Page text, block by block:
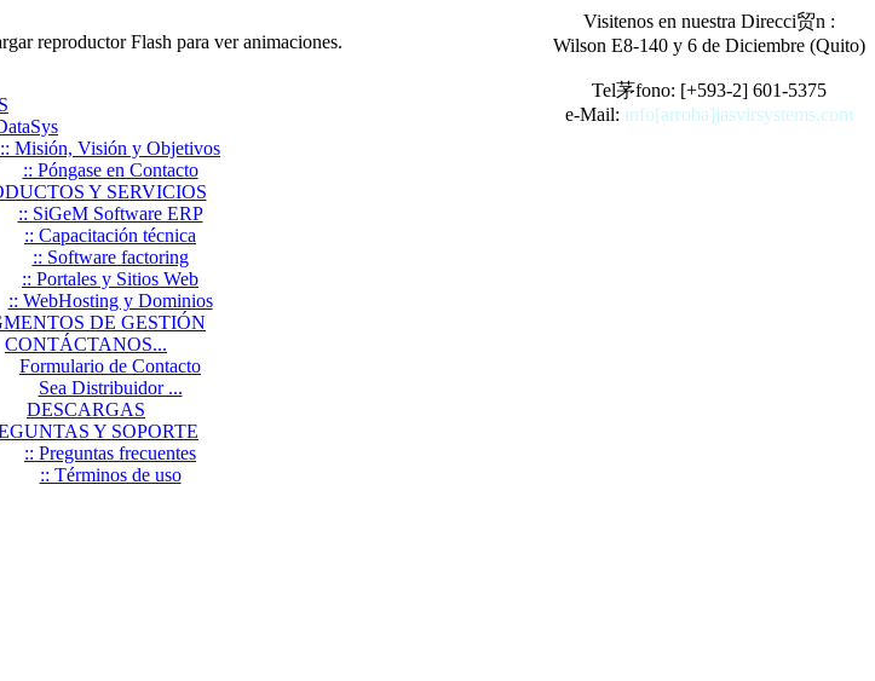
Visitenos en nuestra Direcci贸n :
Wilson E8-140 y 6 de Diciembre (Quito)
Tel茅fono: [+593-2] 601-5375
e-Mail: info[arroba]jasvirsystems.com
reproductor Flash para ver animaciones.
:: Misión, Visión y Objetivos
:: Póngase en Contacto
Y SERVICIOS
:: SiGeM Software ERP
:: Capacitación técnica
:: Software factoring
:: Portales y Sitios Web
:: WebHosting y Dominios
DE GESTIÓN
CONTÁCTANOS...
Formulario de Contacto
Sea Distribuidor ...
DESCARGAS
Y SOPORTE
:: Preguntas frecuentes
:: Términos de uso